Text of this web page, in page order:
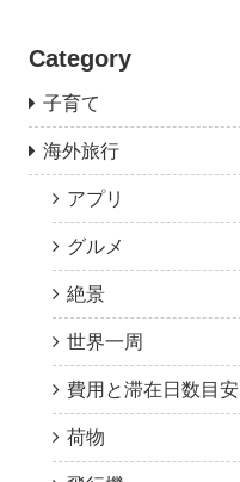
Category
子育て
海外旅行
アプリ
グルメ
絶景
世界一周
費用と滞在日数目安
荷物